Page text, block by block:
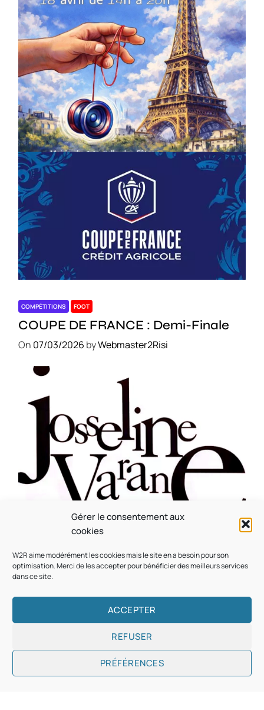
Gérer le consentement aux
cookies
W2R aime modérément les cookies mais le site en a besoin pour son
optimisation. Merci de les accepter pour bénéficier des meilleurs services
dans ce site.
ACCEPTER
REFUSER
PRÉFÉRENCES
COMPÉTITIONS CULTURE EN FAMILLE JEUNESSE & SPORTS
Championnat de France de la FYYA
le 18 avril – Paris 14e
On18/03/2026byWebmaster2Risi
COMPÉTITIONS FOOT
COUPE DE FRANCE : Demi-Finale
On 07/03/2026 byWebmaster2Risi
MUSICALE
Souvenir : 1996
On05/03/2026byWebmaster2Risi
Copyright © 2026
Designed & Developed byThemeinWP Team